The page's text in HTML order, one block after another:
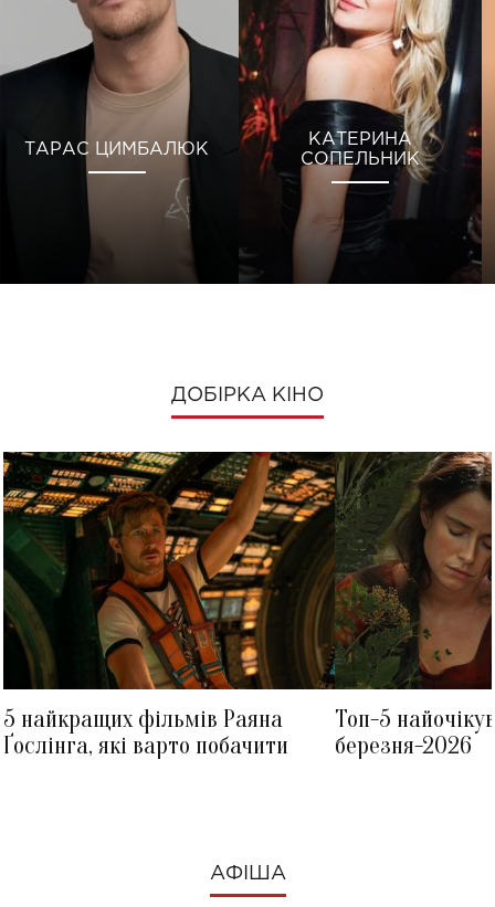
ТАРАС ЦИМБАЛЮК
КАТЕРИНА
СОПЕЛЬНИК
ДОБІРКА КІНО
5 найкращих фільмів Раяна
Ґослінга, які варто побачити
Топ-5
березня-2026
АФІША